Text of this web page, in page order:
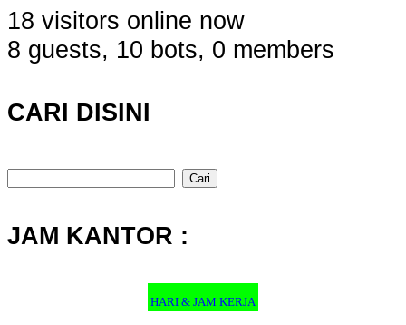
18 visitors online now
8 guests, 10 bots, 0 members
CARI DISINI
Cari
JAM KANTOR :
HARI & JAM KERJA